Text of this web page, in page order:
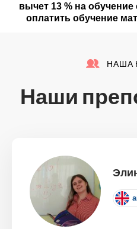
вычет 13 % на обучение
оплатить обучение
НАША
Наши